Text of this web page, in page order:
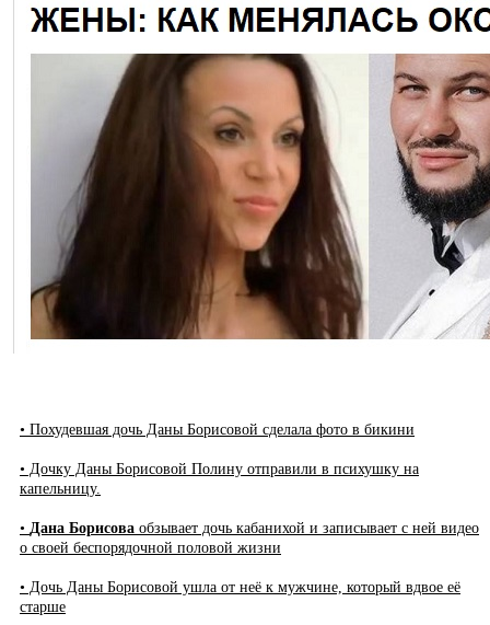
• Похудевшая дочь Даны Борисовой сделала фото в бикини
• Дочку Даны Борисовой Полину отправили в психушку на
капельницу.
• Дана Борисова обзывает дочь кабанихой и записывает с ней видео
о своей беспорядочной половой жизни
• Дочь Даны Борисовой ушла от неё к мужчине, который вдвое её
старше